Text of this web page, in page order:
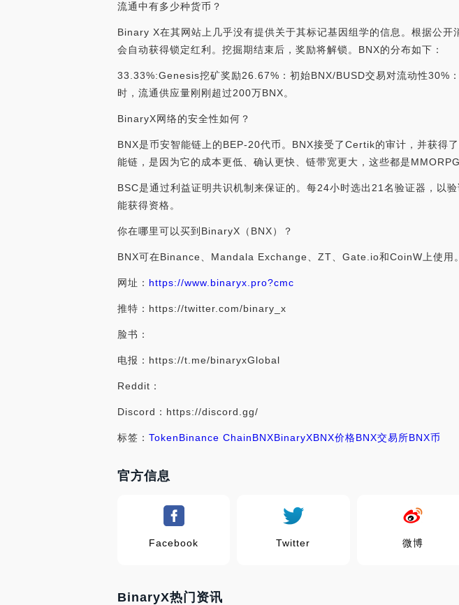
流通中有多少种货币？
Binary X在其网站上几乎没有提供关于其标记基因组学的信息。根据公
会自动获得锁定红利。挖掘期结束后，奖励将解锁。BNX的分布如下：
33.33%:Genesis挖矿奖励26.67%：初始BNX/BUSD交易对流动性30%
时，流通供应量刚刚超过200万BNX。
BinaryX网络的安全性如何？
BNX是币安智能链上的BEP-20代币。BNX接受了Certik的审计，并获得
能链，是因为它的成本更低、确认更快、链带宽更大，这些都是
BSC是通过利益证明共识机制来保证的。每24小时选出21名验证器，以
能获得资格。
你在哪里可以买到BinaryX（BNX）？
BNX可在Binance、Mandala Exchange、ZT、Gate.io和CoinW上使用。
网址： https://www.binaryx.pro?cmc
推特：https://twitter.com/binary_x
脸书：
电报：https://t.me/binaryxGlobal
Reddit：
Discord：https://discord.gg/
标签： TokenBinance ChainBNXBinaryXBNX价格BNX交易所BNX币
官方信息
Facebook Twitter 微博
BinaryX热门资讯